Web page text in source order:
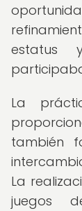
estatus
La
también
La
juegos